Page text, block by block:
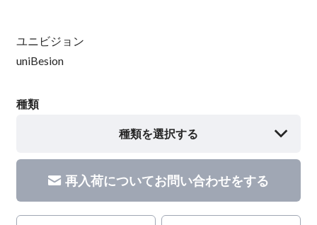
ユニビジョン
uniBesion
種類
種類を選択する
再入荷についてお問い合わせをする